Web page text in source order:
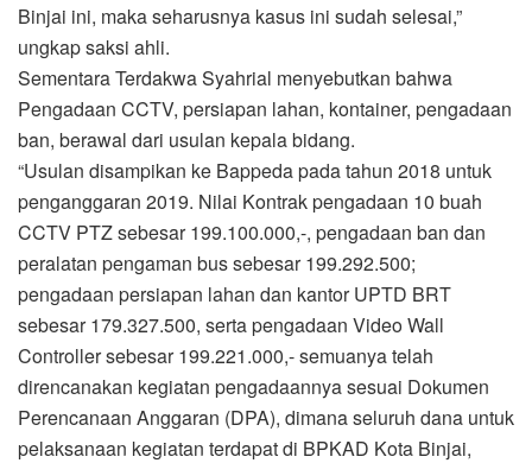
Binjai ini, maka seharusnya kasus ini sudah selesai,”
ungkap saksi ahli.
Sementara Terdakwa Syahrial menyebutkan bahwa
Pengadaan CCTV, persiapan lahan, kontainer, pengadaan
ban, berawal dari usulan kepala bidang.
“Usulan disampikan ke Bappeda pada tahun 2018 untuk
penganggaran 2019. Nilai Kontrak pengadaan 10 buah
CCTV PTZ sebesar 199.100.000,-, pengadaan ban dan
peralatan pengaman bus sebesar 199.292.500;
pengadaan persiapan lahan dan kantor UPTD BRT
sebesar 179.327.500, serta pengadaan Video Wall
Controller sebesar 199.221.000,- semuanya telah
direncanakan kegiatan pengadaannya sesuai Dokumen
Perencanaan Anggaran (DPA), dimana seluruh dana untuk
pelaksanaan kegiatan terdapat di BPKAD Kota Binjai,